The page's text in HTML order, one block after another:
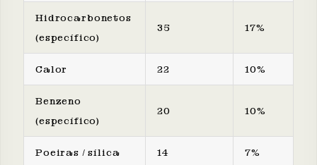
Hidrocarbonetos
(específico)
35 17%
Calor 22 10%
Benzeno
(específico)
20 10%
Poeiras / sílica 14 7%